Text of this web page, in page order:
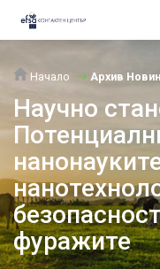
Начало Архив
Научно
фуражите